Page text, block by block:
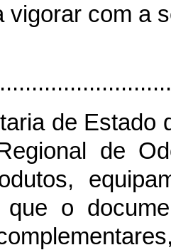
vigorar com a
de
de
que o